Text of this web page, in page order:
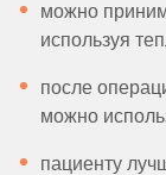
можно
используя
после
можно
пациенту